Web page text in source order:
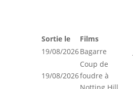
Sortie le Films
19/08/2026Bagarre
19/08/2026
Coup de
foudre à
Notting Hill